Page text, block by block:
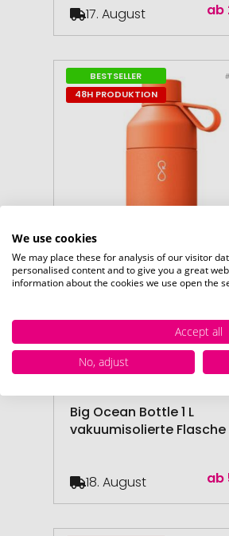
ab
17. August
BESTSELLER
48H PRODUKTION
Big Ocean Bottle 1 L
vakuumisolierte Flasche
ab
18. August
We use cookies
We may place these for analysis of our visitor
personalised content and to give you a great
information about the cookies we use open the
Accept all
No, adjust